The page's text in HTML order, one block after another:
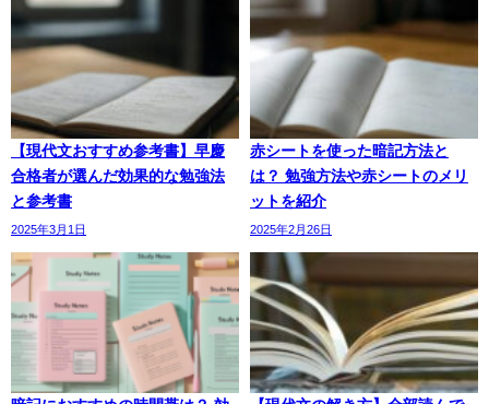
【現代文おすすめ参考書】早慶
合格者が選んだ効果的な勉強法
と参考書
2025年3月1日
赤シートを使った暗記方法と
は？ 勉強方法や赤シートのメリ
ットを紹介
2025年2月26日